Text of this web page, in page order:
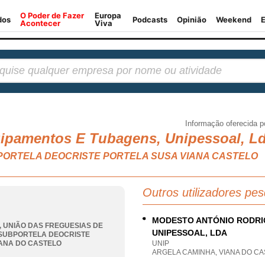
Informação oferecida
E Tubagens, Unipessoal,
DEOCRISTE PORTELA SUSA VIANA CASTELO
UNIÃO DAS FREGUESIAS DE
DEOCRISTE
DO CASTELO
Outros utilizadores
MODESTO ANTÓNIO
UNIPESSOAL, LDA
UNIP
ARGELA CAMINHA, VIANA DO